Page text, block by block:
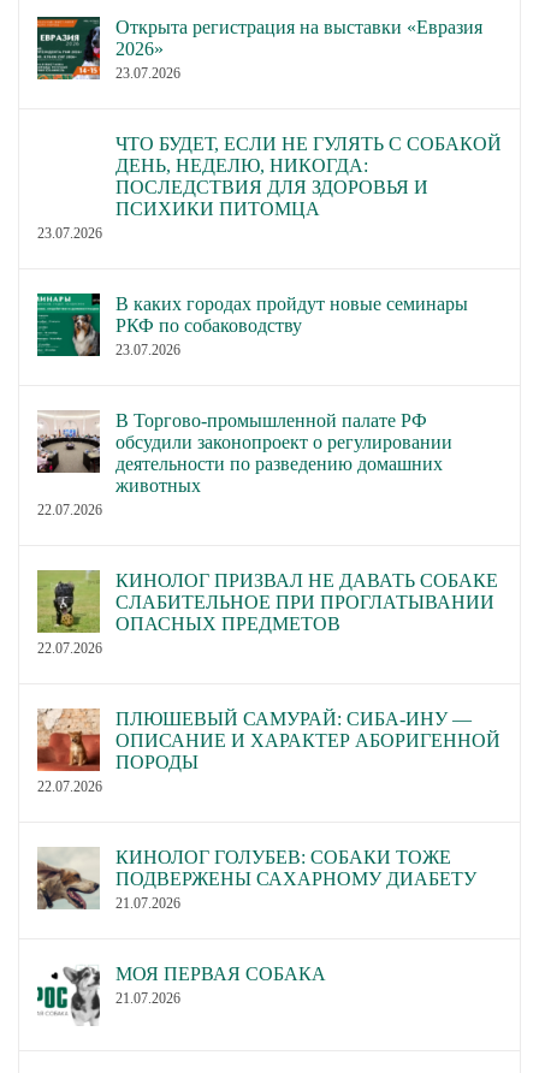
Открыта регистрация на выставки «Евразия
2026»
23.07.2026
ЧТО БУДЕТ, ЕСЛИ НЕ ГУЛЯТЬ С СОБАКОЙ
ДЕНЬ, НЕДЕЛЮ, НИКОГДА:
ПОСЛЕДСТВИЯ ДЛЯ ЗДОРОВЬЯ И
ПСИХИКИ ПИТОМЦА
23.07.2026
В каких городах пройдут новые семинары
РКФ по собаководству
23.07.2026
В Торгово-промышленной палате РФ
обсудили законопроект о регулировании
деятельности по разведению домашних
животных
22.07.2026
КИНОЛОГ ПРИЗВАЛ НЕ ДАВАТЬ СОБАКЕ
СЛАБИТЕЛЬНОЕ ПРИ ПРОГЛАТЫВАНИИ
ОПАСНЫХ ПРЕДМЕТОВ
22.07.2026
ПЛЮШЕВЫЙ САМУРАЙ: СИБА-ИНУ —
ОПИСАНИЕ И ХАРАКТЕР АБОРИГЕННОЙ
ПОРОДЫ
22.07.2026
КИНОЛОГ ГОЛУБЕВ: СОБАКИ ТОЖЕ
ПОДВЕРЖЕНЫ САХАРНОМУ ДИАБЕТУ
21.07.2026
МОЯ ПЕРВАЯ СОБАКА
21.07.2026